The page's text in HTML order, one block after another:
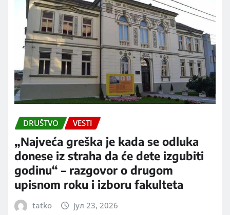
DRUŠTVO VESTI
„Najveća greška je kada se odluka
donese iz straha da će dete izgubiti
godinu“ – razgovor o drugom
upisnom roku i izboru fakulteta
tatko јул 23, 2026